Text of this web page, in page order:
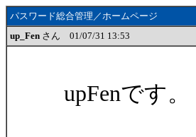
パスワード総合管理／ホームページ
up_Fen さん 01/07/31 13:53
upFenです。